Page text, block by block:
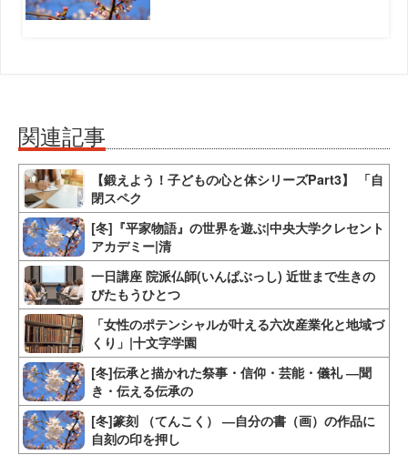
関連記事
【鍛えよう！子どもの心と体シリーズPart3】 「自
閉スペク
[冬]『平家物語』の世界を遊ぶ|中央大学クレセント
アカデミー|清
一日講座 院派仏師(いんぱぶっし) 近世まで生きの
びたもうひとつ
「女性のポテンシャルが叶える六次産業化と地域づ
くり」|十文字学園
[冬]伝承と描かれた祭事・信仰・芸能・儀礼 ―聞
き・伝える伝承の
[冬]篆刻 （てんこく） ―自分の書（画）の作品に
自刻の印を押し